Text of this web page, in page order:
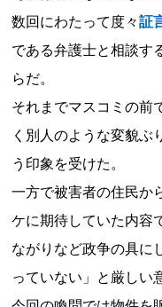
数回にわたって度々証
である弁護士と相談す
らだ。
それまでマスコミの前
く別人のような変貌ぶ
う 印象を受けた。
一方で被害者の住民か
ケに期待していた内容
ながりなど政争の具に
っていない」と厳し